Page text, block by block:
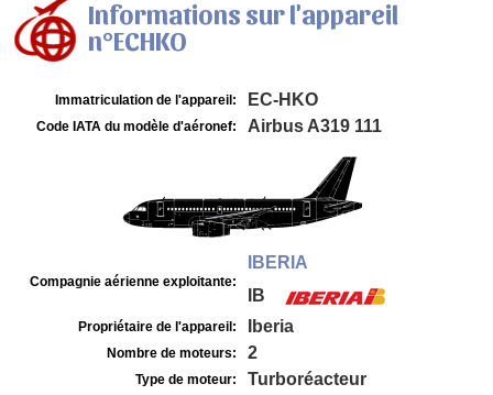
Informations sur l'appareil
n°ECHKO
Immatriculation de l'appareil: EC-HKO
Code IATA du modèle d'aéronef: Airbus A319 111
Compagnie aérienne exploitante:
IBERIA
IB
Propriétaire de l'appareil: Iberia
Nombre de moteurs: 2
Type de moteur: Turboréacteur